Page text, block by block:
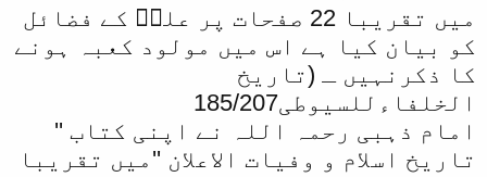
میں تقریبا 22 صفحات پر علیؓ کے فضائل
کو بیان کیا ہے اس میں مولود کعبہ ہونے
کا ذکرنہیں ـ (تاریخ
الخلفاءللسیوطی185/207
امام ذہبی رحمہ اللہ نے اپنی کتاب ''
تاریخ اسلام و وفیات الاعلان ''میں تقریبا